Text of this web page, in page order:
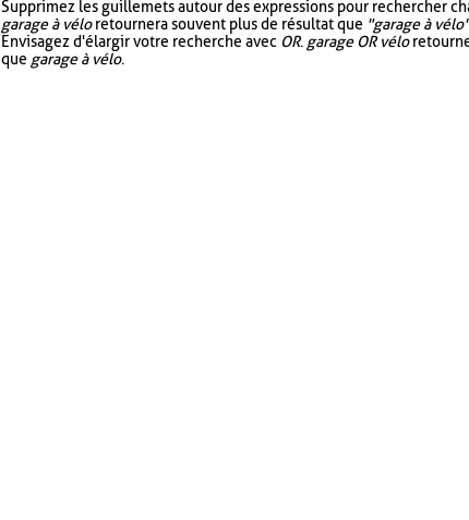
Supprimez les guillemets autour des expressions pour rechercher
garage à véloretournera souvent plus de résultat que "garage à vélo"
Envisagez d'élargir votre recherche avec OR. garage OR vélo
que garage à vélo.